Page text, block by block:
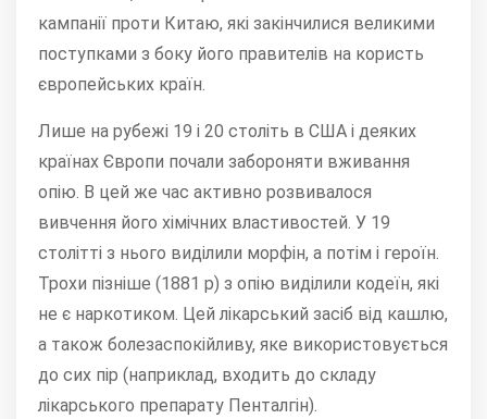
кампанії проти Китаю, які закінчилися великими
поступками з боку його правителів на користь
європейських країн.
Лише на рубежі 19 і 20 століть в США і деяких
країнах Європи почали забороняти вживання
опію. В цей же час активно розвивалося
вивчення його хімічних властивостей. У 19
столітті з нього виділили морфін, а потім і героїн.
Трохи пізніше (1881 р) з опію виділили кодеїн, які
не є наркотиком. Цей лікарський засіб від кашлю,
а також болезаспокійливу, яке використовується
до сих пір (наприклад, входить до складу
лікарського препарату Пенталгін).